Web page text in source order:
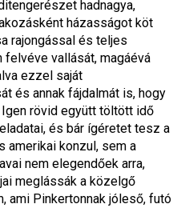
hadnagya,
házasságot köt
rajongással és teljes
felvéve vallását, magáévá
ezzel saját
és annak fájdalmát is, hogy
rövid együtt töltött idő
és bár ígéretet tesz a
amerikai konzul, sem a
nem elegendőek arra,
meglássák a közelgő
ami Pinkertonnak jóleső, futó